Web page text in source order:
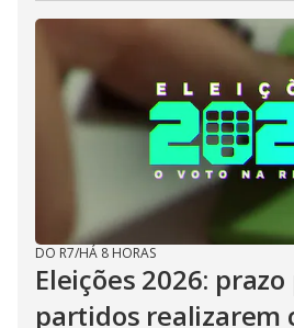
DO R7/HÁ 8 HORAS
Eleições 2026: prazo
partidos realizarem